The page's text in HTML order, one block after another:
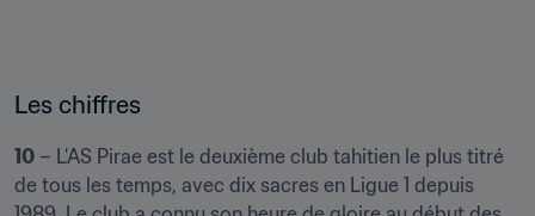
Les chiffres
10 – L’AS Pirae est le deuxième club tahitien le plus titré
de tous les temps, avec dix sacres en Ligue 1 depuis